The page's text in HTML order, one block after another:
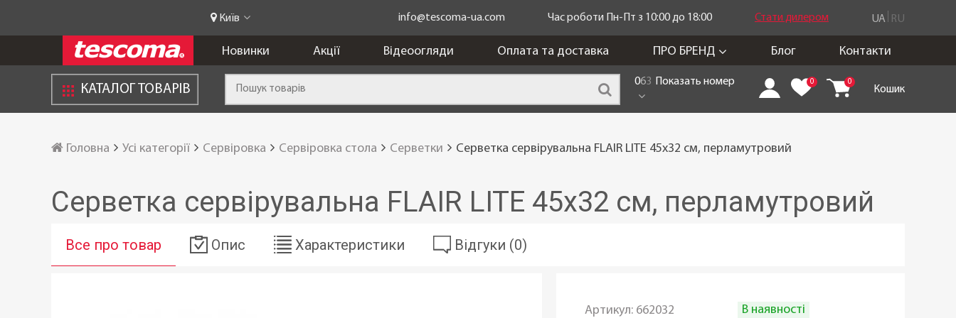
Київ info@tescoma-ua.com Час роботи Пн-Пт з 10:00 до 18:00 Стати дилером UA RU
Новинки Акції Відеоогляди Оплата та доставка ПРО БРЕНД Блог Контакти
КАТАЛОГ ТОВАРІВ
063 Показать номер 0 0
Кошик
Головна Усі категорії Сервіровка Сервіровка стола Серветки Серветка сервірувальна FLAIR LITE 45x32 см, перламутровий
Серветка сервірувальна FLAIR LITE 45x32 см, перламутровий
Все про товар Опис Характеристики Відгуки (0)
Артикул: 662032 В наявності